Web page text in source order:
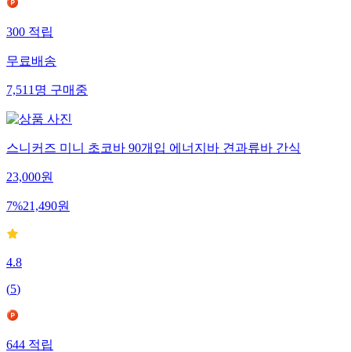
300적립
무료배송
7,511명구매중
스니커즈 미니 초코바 90개입 에너지바 견과류바 간식
23,000원
7%21,490원
4.8
(5)
644적립